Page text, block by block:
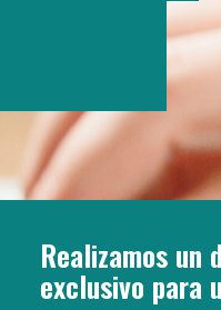
Realizamos un
exclusivo para